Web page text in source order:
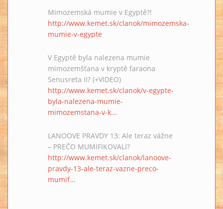
Mimozemská mumie v Egyptě?!
http://www.kemet.sk/clanok/mimozemska-
mumie-v-egypte
V Egyptě byla nalezena mumie
mimozemšťana v kryptě faraona
Senusreta II? (+VIDEO)
http://www.kemet.sk/clanok/v-egypte-
byla-nalezena-mumie-
mimozemstana-v-k...
LANOOVE PRAVDY 13: Ale teraz vážne
– PREČO MUMIFIKOVALI?
http://www.kemet.sk/clanok/lanoove-
pravdy-13-ale-teraz-vazne-preco-
mumif...